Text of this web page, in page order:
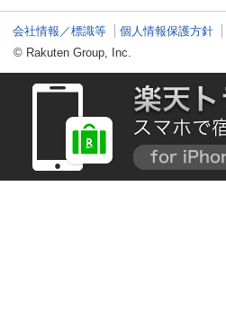
会社情報／標識等 個人情報保護方針
© Rakuten Group, Inc.